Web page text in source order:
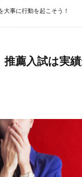
大事に行動を起こそう！
推薦入試は実